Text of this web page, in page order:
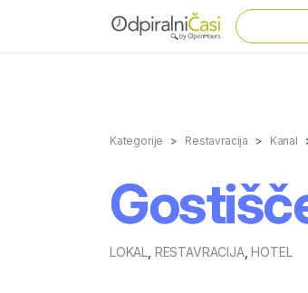
Kategorije Restavracija Kanal
LOKAL RESTAVRACIJA,HOTEL